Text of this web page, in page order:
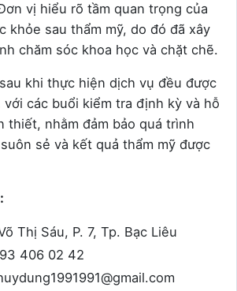
vị hiểu rõ tầm quan trọng của
khỏe sau thẩm mỹ, do đó đã xây
chăm sóc khoa học và chặt chẽ.
khi thực hiện dịch vụ đều được
các buổi kiểm tra định kỳ và hỗ
thiết, nhằm đảm bảo quá trình
sẻ và kết quả thẩm mỹ được
Thị Sáu, P. 7, Tp. Bạc Liêu
406 02 42